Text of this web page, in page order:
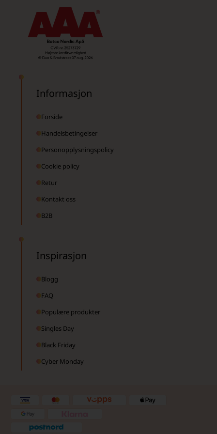
Informasjon
Forside
Handelsbetingelser
Personopplysningspolicy
Cookie policy
Retur
Kontakt oss
B2B
Inspirasjon
Blogg
FAQ
Populære produkter
Singles Day
Black Friday
Cyber Monday